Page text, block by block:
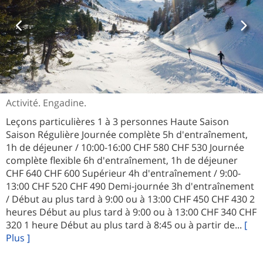
Activité. Engadine.
Leçons particulières 1 à 3 personnes Haute Saison
Saison Régulière Journée complète 5h d'entraînement,
1h de déjeuner / 10:00-16:00 CHF 580 CHF 530 Journée
complète flexible 6h d'entraînement, 1h de déjeuner
CHF 640 CHF 600 Supérieur 4h d'entraînement / 9:00-
13:00 CHF 520 CHF 490 Demi-journée 3h d'entraînement
/ Début au plus tard à 9:00 ou à 13:00 CHF 450 CHF 430 2
heures Début au plus tard à 9:00 ou à 13:00 CHF 340 CHF
320 1 heure Début au plus tard à 8:45 ou à partir de... [
Plus ]